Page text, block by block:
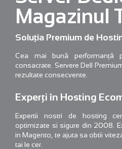
Magazinul
Soluția Premium de
Cea mai bună performanță
consacrate. Servere Dell
rezultate consecvente.
Experți în Hosting
Expertii nostri de hosting
optimizate si sigure din 2008.
in Magento, te ajuta sa obtii
tai le cer.